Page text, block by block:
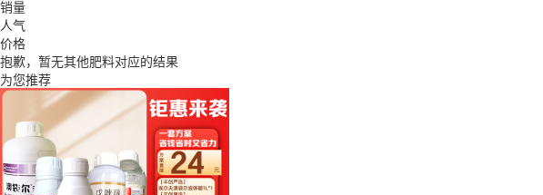
销量
人气
价格
抱歉，暂无其他肥料对应的结果
为您推荐